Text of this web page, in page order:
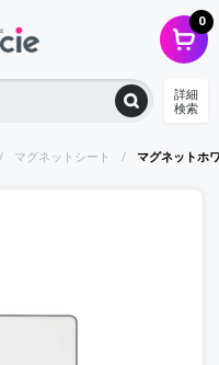
0
詳細
検索
マグネットシート マグネットホ